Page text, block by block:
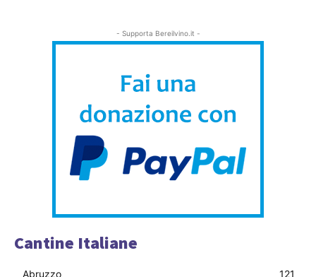
- Supporta Bereilvino.it -
Cantine Italiane
Abruzzo
121